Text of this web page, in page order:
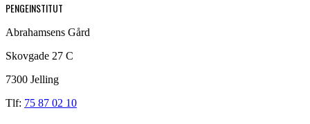
PENGEINSTITUT
Abrahamsens Gård
Skovgade 27 C
7300 Jelling
Tlf: 75 87 02 10